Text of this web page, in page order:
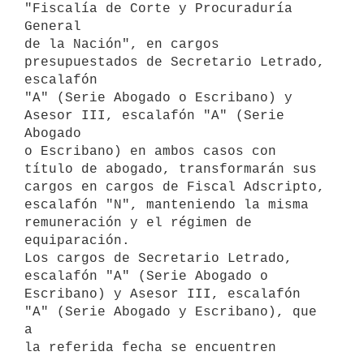
"Fiscalía de Corte y Procuraduría
General
de la Nación", en cargos
presupuestados de Secretario Letrado,
escalafón
"A" (Serie Abogado o Escribano) y
Asesor III, escalafón "A" (Serie
Abogado
o Escribano) en ambos casos con
título de abogado, transformarán sus
cargos en cargos de Fiscal Adscripto,
escalafón "N", manteniendo la misma
remuneración y el régimen de
equiparación.
Los cargos de Secretario Letrado,
escalafón "A" (Serie Abogado o
Escribano) y Asesor III, escalafón
"A" (Serie Abogado y Escribano), que
a
la referida fecha se encuentren